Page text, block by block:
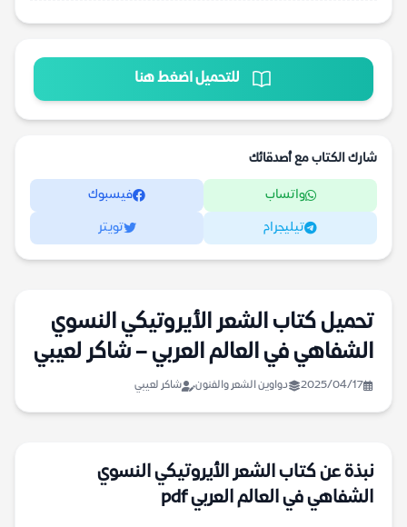
للتحميل اضغط هنا
شارك الكتاب مع أصدقائك
واتساب فيسبوك
تيليجرام تويتر
تحميل كتاب الشعر الأيروتيكي النسوي
الشفاهي في العالم العربي – شاكر لعيبي
2025/04/17 دواوين الشعر والفنون شاكر لعيبي
نبذة عن كتاب الشعر الأيروتيكي النسوي
الشفاهي في العالم العربي pdf